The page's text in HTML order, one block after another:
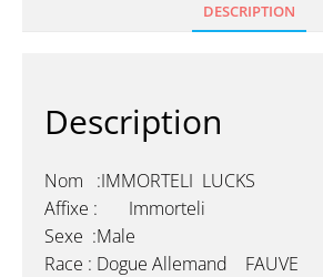
DESCRIPTION
Description
Nom :IMMORTELI LUCKS
Affixe : Immorteli
Sexe :Male
Race : Dogue Allemand FAUVE